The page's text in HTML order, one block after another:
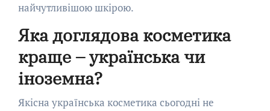
найчутливішою шкірою.
Яка доглядова косметика
краще – українська чи
іноземна?
Якісна українська косметика сьогодні не